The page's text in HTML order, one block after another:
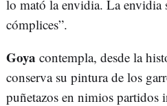
lo mató la envidia. La envidia
cómplices”.
Goya contempla, desde la
conserva su pintura de los
puñetazos en nimios partidos